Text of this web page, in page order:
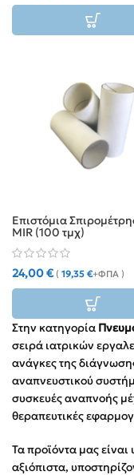
Επιστόμια
MIR (100 τμχ)
24,00€ ( 19,35 €+ΦΠΑ )
Στην κατηγορία
σειρά ιατρικών
ανάγκες της
αναπνευστικού
συσκευές αναπνοής
θεραπευτικές
Τα προϊόντα μας
αξιόπιστα,